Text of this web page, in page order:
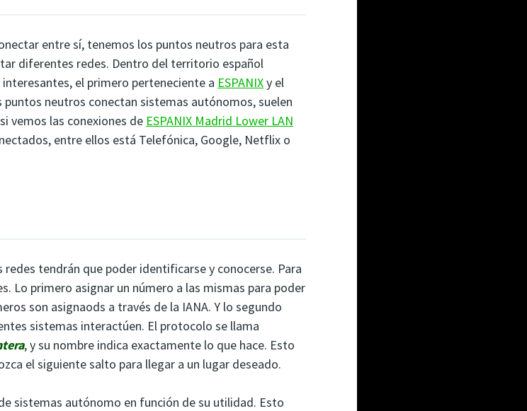
entre sí, tenemos los puntos neutros para esta
diferentes redes. Dentro del territorio español
el primero perteneciente a ESPANIXy el
puntos neutros conectan sistemas autónomos, suelen
vemos las conexiones de ESPANIX Madrid Lower LAN
entre ellos está Telefónica, Google, Netflix o
tendrán que poder identificarse y conocerse. Para
Lo primero asignar un número a las mismas para poder
son asignaods a través de la IANA. Y lo segundo
sistemas interactúen. El protocolo se llama
, y su nombre indica exactamente lo que hace. Esto
el siguiente salto para llegar a un lugar deseado.
sistemas autónomo en función de su utilidad. Esto